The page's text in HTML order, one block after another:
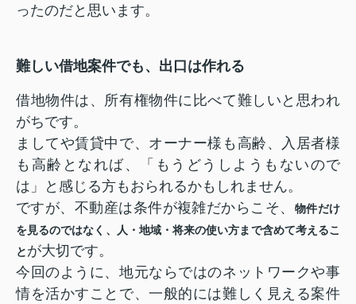
ったのだと思います。
難しい借地案件でも、出口は作れる
借地物件は、所有権物件に比べて難しいと思われ
がちです。
ましてや賃貸中で、オーナー様も高齢、入居者様
も高齢となれば、「もうどうしようもないので
は」と感じる方もおられるかもしれません。
ですが、不動産は条件が複雑だからこそ、
物件だけ
を見るのではなく、人・地域・将来の使い方まで含めて考えるこ
とが大切です。
今回のように、地元ならではのネットワークや事
情を活かすことで、一般的には難しく見える案件